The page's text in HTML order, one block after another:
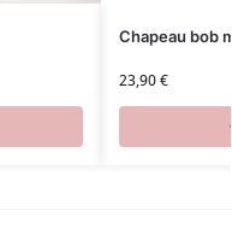
Chapeau bob
23,90€